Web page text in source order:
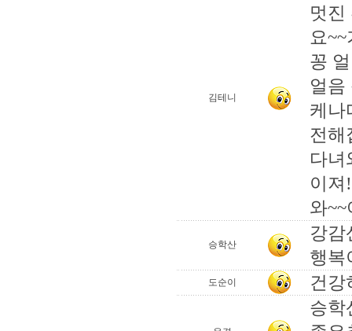
김테니
멋진
요
꽁
얼음
케나
전해
다녀
이져!
와
승학산
강감
행복
도순이 건강
승학